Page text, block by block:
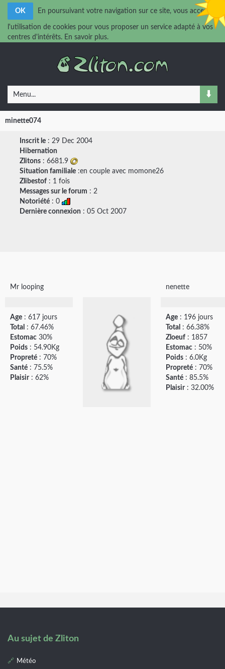
OK En poursuivant votre navigation sur ce site, vous acceptez
l'utilisation de cookies pour vous proposer un service adapté à vos
centres d'intérêts. En savoir plus.
Menu...
minette074
Inscrit le : 29 Dec 2004
Hibernation
Zlitons : 6681.9
Situation familiale :en couple avec momone26
Zlibestof : 1 fois
Messages sur le forum : 2
Notoriété : 0
Dernière connexion : 05 Oct 2007
Mr looping
Age : 617 jours
Total : 67.46%
Estomac 30%
Poids : 54.90Kg
Propreté : 70%
Santé : 75.5%
Plaisir: 62%
nenette
Age : 196 jours
Total : 66.38%
Zloeuf : 1857
Estomac : 50%
Poids : 6.0Kg
Propreté : 70%
Santé : 85.5%
Plaisir: 32.00%
Au sujet de Zliton
Météo